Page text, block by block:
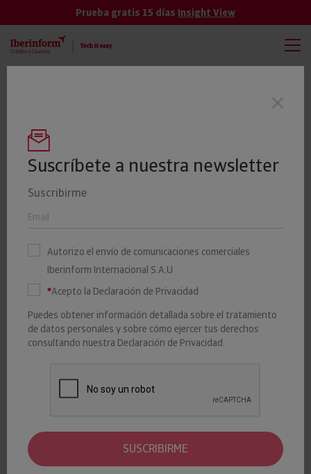
Prueba gratis 15 días Insight View
Últimas noticias
El 25% de las empresas
murcianas presenta un
elevado riesgo de impago
08 JUNIO 2023
Insight View
ANALISIS-GEOGRAFICO
De acuerdo con los datos que ofrece Insight View, el tejido
puntos de su riesgo de crédito frente a los niveles previos a
Suscríbete a nuestra newsletter
Suscribirme
Autorizo el envío de comunicaciones comerciales
Iberinform Internacional S.A.U
*Acepto la Declaración de Privacidad
Puedes obtener información detallada sobre el tratamiento
de datos personales y sobre cómo ejercer tus derechos
consultando nuestra Declaración de Privacidad.
SUSCRIBIRME